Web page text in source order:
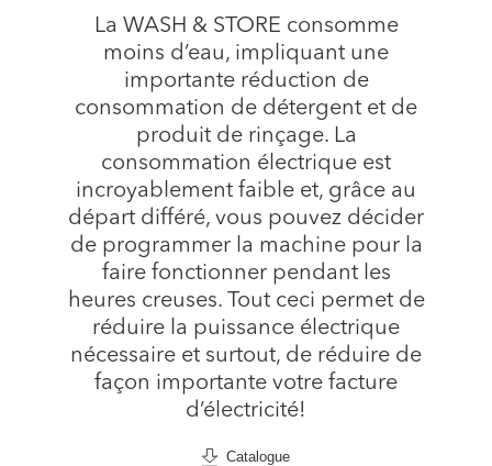
La WASH & STORE consomme
moins d’eau, impliquant une
importante réduction de
consommation de détergent et de
produit de rinçage. La
consommation électrique est
incroyablement faible et, grâce au
départ différé, vous pouvez décider
de programmer la machine pour la
faire fonctionner pendant les
heures creuses. Tout ceci permet de
réduire la puissance électrique
nécessaire et surtout, de réduire de
façon importante votre facture
d’électricité!
Catalogue